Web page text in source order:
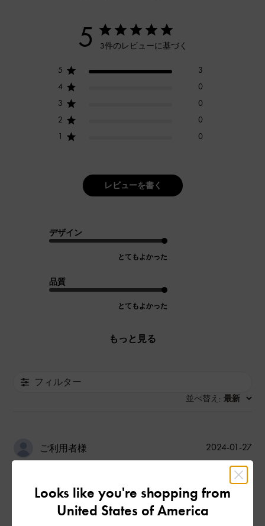
5 3件のレビューに基づく
5
3
4
0
3
0
2
0
1
0
レビューを書く
デザイン
とてもよかった
品質
とてもよかった
もっと見る
フィルター
並べ替え : 最新
ご利用者様
欲しい（探してた）ものが手に
入った一足
公
開
2024-01-27
Looks like you're shopping from
United States of America